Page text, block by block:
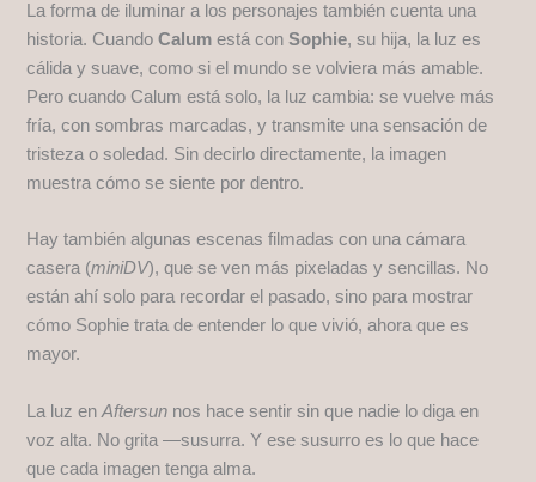
La forma de iluminar a los personajes también cuenta una
historia. CuandoCalum está conSophie, su hija, la luz es
cálida y suave, como si el mundo se volviera más amable.
Pero cuando Calum está solo, la luz cambia: se vuelve más
fría, con sombras marcadas, y transmite una sensación de
tristeza o soledad. Sin decirlo directamente, la imagen
muestra cómo se siente por dentro.
Hay también algunas escenas filmadas con una cámara
casera (miniDV), que se ven más pixeladas y sencillas. No
están ahí solo para recordar el pasado, sino para mostrar
cómo Sophie trata de entender lo que vivió, ahora que es
mayor.
La luz enAftersun nos hace sentir sin que nadie lo diga en
voz alta. No grita —susurra. Y ese susurro es lo que hace
que cada imagen tenga alma.